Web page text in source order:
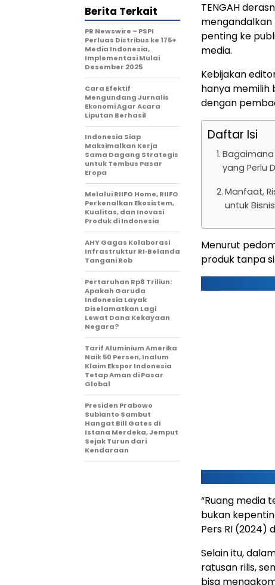
TENGAH
penting ke
media.
Kebijakan
hanya memilih
dengan
Daftar Isi
Bagaimana
yang Perlu
Manfaat,
untuk
Menurut
produk tanpa
“Ruang media
bukan
Pers RI (2024)
Selain itu,
ratusan rilis,
bisa
Berita Terkait
PR Newswire – PSPI
Perluas Distribus ke 175+
Media Indonesia,
Implementasi Mulai
Desember 2025
Cara Efektif
Mengundang Jurnalis
Ekonomi Agar Acara
Liputan Berhasil
Indonesia Siap
Maksimalkan Kerja
Sama Dagang Strategis
untuk Tembus Pasar
Eropa
Melalui RIIFO Home, RIIFO
Perkenalkan Ekosistem,
Kualitas, dan Inovasi
Produk di Indonesia
AHY Gagas Kolaborasi
Infrastruktur RI‑Belanda
Tangani Rob
Pertaruhan Rp8 Triliun:
Apakah Garuda
Indonesia Layak
Diselamatkan Lagi
Lewat Dana Kekayaan
Negara?
Tarif Aluminium Amerika
Naik 50 Persen, Inalum
Klaim Ekspor Indonesia
Tetap Aman di Pasar
Global
Presiden Prabowo
Subianto Sambut
Hangat Bill Gates di
Istana Merdeka, Jemput
Sejak Turun dari
Kendaraan